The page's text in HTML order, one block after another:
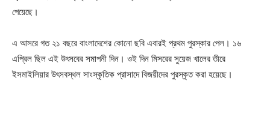
পেয়েছে।
এ আসরে গত ২১ বছরে বাংলাদেশের কোনো ছবি এবারই প্রথম পুরস্কার পেল। ১৬
এপ্রিল ছিল এই উৎসবের সমাপনী দিন। ওই দিন মিসরের সুয়েজ খালের তীরে
ইসমাইলিয়ার উৎসবস্থল সাংস্কৃতিক প্রাসাদে বিজয়ীদের পুরস্কৃত করা হয়েছে।